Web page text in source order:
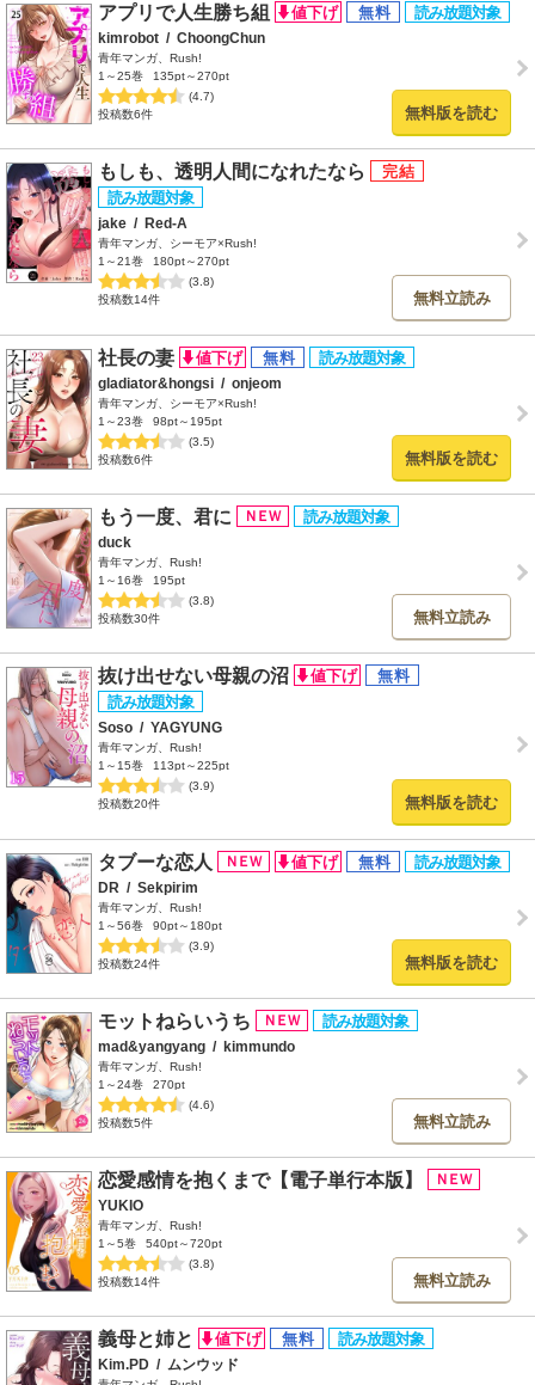
アプリで人生勝ち組
kimrobot / ChoongChun
青年マンガ、Rush!
1～25巻
135pt～270pt
(4.7)
投稿数6件
無料版を読む
もしも、透明人間になれたなら
jake / Red-A
青年マンガ、シーモア×Rush!
1～21巻
180pt～270pt
(3.8)
投稿数14件
無料立読み
社長の妻
gladiator&hongsi / onjeom
青年マンガ、シーモア×Rush!
1～23巻
98pt～195pt
(3.5)
投稿数6件
無料版を読む
もう一度、君に
duck
青年マンガ、Rush!
1～16巻
195pt
(3.8)
投稿数30件
無料立読み
抜け出せない母親の沼
Soso / YAGYUNG
青年マンガ、Rush!
1～15巻
113pt～225pt
(3.9)
投稿数20件
無料版を読む
タブーな恋人
DR / Sekpirim
青年マンガ、Rush!
1～56巻
90pt～180pt
(3.9)
投稿数24件
無料版を読む
モットねらいうち
mad&yangyang / kimmundo
青年マンガ、Rush!
1～24巻
270pt
(4.6)
投稿数5件
無料立読み
恋愛感情を抱くまで【電子単行本版】
YUKIO
青年マンガ、Rush!
1～5巻
540pt～720pt
(3.8)
投稿数14件
無料立読み
義母と姉と
Kim.PD / ムンウッド